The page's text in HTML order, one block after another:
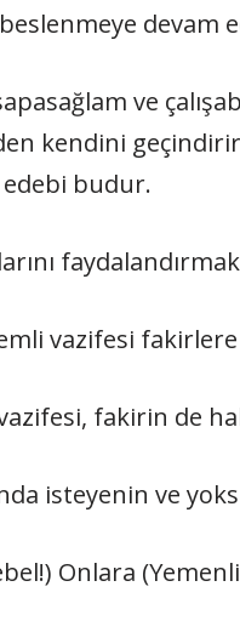
devam
ve
kendini
edebi budur.
vazifesi fakirlere
fakirin de
isteyenin ve
Onlara